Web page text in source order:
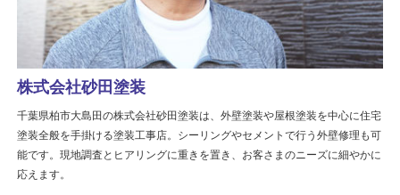
株式会社砂田塗装
千葉県柏市大島田の株式会社砂田塗装は、外壁塗装や屋根塗装を中心に住宅
塗装全般を手掛ける塗装工事店。シーリングやセメントで行う外壁修理も可
能です。現地調査とヒアリングに重きを置き、お客さまのニーズに細やかに
応えます。